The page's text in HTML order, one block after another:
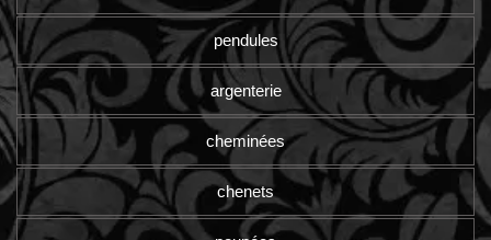
pendules
argenterie
cheminées
chenets